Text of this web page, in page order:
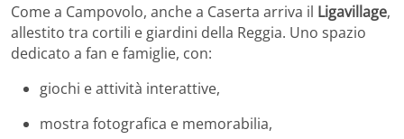
Come a Campovolo, anche a Caserta arriva il Ligavillage,
allestito tra cortili e giardini della Reggia. Uno spazio
dedicato a fan e famiglie, con:
giochi e attività interattive,
mostra fotografica e memorabilia,